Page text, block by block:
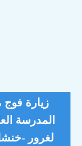
زيارة
المدرسة
لغرور -